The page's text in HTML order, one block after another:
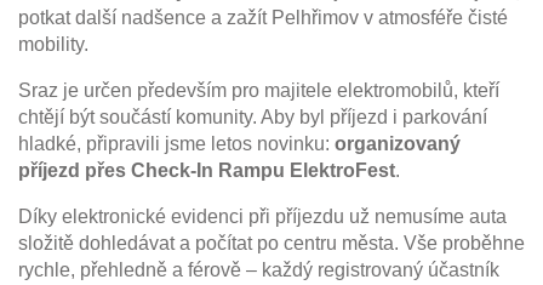
potkat další nadšence a zažít Pelhřimov v atmosféře čisté
mobility.
Sraz je určen především pro majitele elektromobilů, kteří
chtějí být součástí komunity. Aby byl příjezd i parkování
hladké, připravili jsme letos novinku: organizovaný
příjezd přes Check-In Rampu ElektroFest.
Díky elektronické evidenci při příjezdu už nemusíme auta
složitě dohledávat a počítat po centru města. Vše proběhne
rychle, přehledně a férově – každý registrovaný účastník